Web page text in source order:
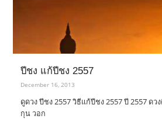
ปีชง แก้ปีชง 2557
December 16, 2013
ดูดวง ปีชง 2557 วิธีแก้ปีชง 2557 ปี 2557 ดว
กุน วอก